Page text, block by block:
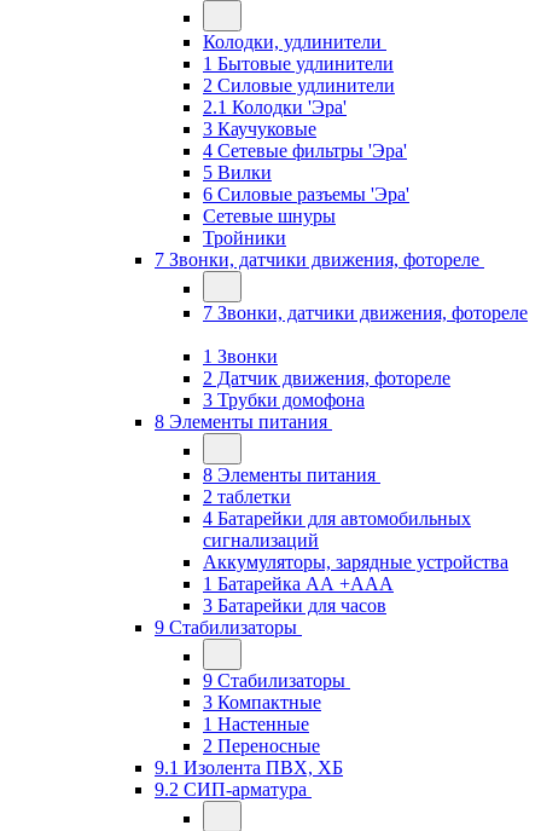
Колодки, удлинители
1 Бытовые удлинители
2 Силовые удлинители
2.1 Колодки 'Эра'
3 Каучуковые
4 Сетевые фильтры 'Эра'
5 Вилки
6 Силовые разъемы 'Эра'
Сетевые шнуры
Тройники
7 Звонки, датчики движения, фотореле
7 Звонки, датчики движения, фотореле
1 Звонки
2 Датчик движения, фотореле
3 Трубки домофона
8 Элементы питания
8 Элементы питания
2 таблетки
4 Батарейки для автомобильных
сигнализаций
Аккумуляторы, зарядные устройства
1 Батарейка АА +ААА
3 Батарейки для часов
9 Стабилизаторы
9 Стабилизаторы
3 Компактные
1 Настенные
2 Переносные
9.1 Изолента ПВХ, ХБ
9.2 СИП-арматура